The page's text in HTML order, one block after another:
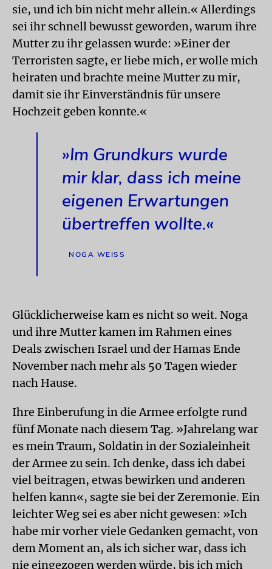
sie, und ich bin nicht mehr allein.« Allerdings
sei ihr schnell bewusst geworden, warum ihre
Mutter zu ihr gelassen wurde: »Einer der
Terroristen sagte, er liebe mich, er wolle mich
heiraten und brachte meine Mutter zu mir,
damit sie ihr Einverständnis für unsere
Hochzeit geben konnte.«
»Im Grundkurs wurde
mir klar, dass ich meine
eigenen Erwartungen
übertreffen wollte.«
NOGA WEISS
Glücklicherweise kam es nicht so weit. Noga
und ihre Mutter kamen im Rahmen eines
Deals zwischen Israel und der Hamas Ende
November nach mehr als 50 Tagen wieder
nach Hause.
Ihre Einberufung in die Armee erfolgte rund
fünf Monate nach diesem Tag. »Jahrelang war
es mein Traum, Soldatin in der Sozialeinheit
der Armee zu sein. Ich denke, dass ich dabei
viel beitragen, etwas bewirken und anderen
helfen kann«, sagte sie bei der Zeremonie. Ein
leichter Weg sei es aber nicht gewesen: »Ich
habe mir vorher viele Gedanken gemacht, von
dem Moment an, als ich sicher war, dass ich
nie eingezogen werden würde, bis ich mich